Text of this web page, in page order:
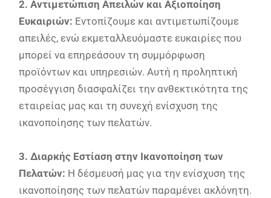
2. Αντιμετώπιση Απειλών και Αξιοποίηση
Ευκαιριών: Εντοπίζουμε και αντιμετωπίζουμε
απειλές, ενώ εκμεταλλευόμαστε ευκαιρίες που
μπορεί να επηρεάσουν τη συμμόρφωση
προϊόντων και υπηρεσιών. Αυτή η προληπτική
προσέγγιση διασφαλίζει την ανθεκτικότητα της
εταιρείας μας και τη συνεχή ενίσχυση της
ικανοποίησης των πελατών.
3. Διαρκής Εστίαση στην Ικανοποίηση των
Πελατών: Η δέσμευσή μας για την ενίσχυση της
ικανοποίησης των πελατών παραμένει ακλόνητη.